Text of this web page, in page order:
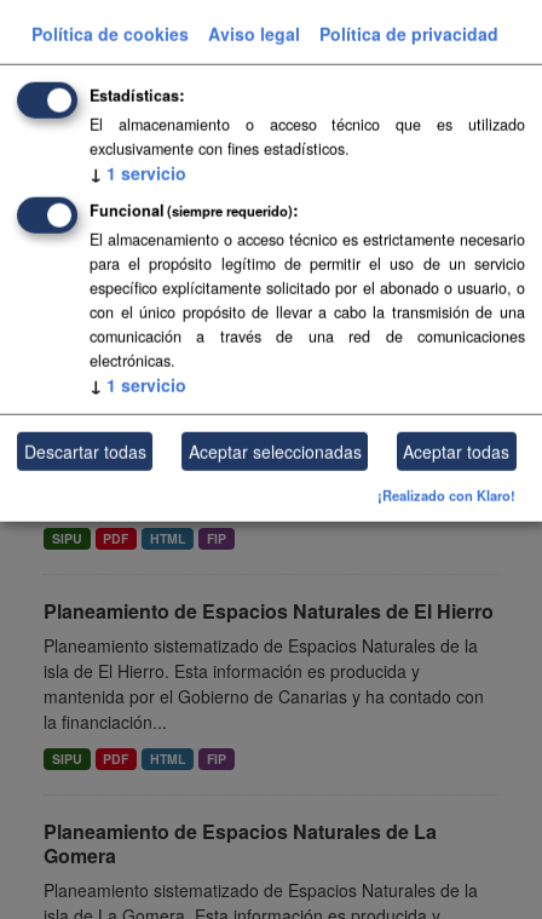
Planeamiento de Espacios Naturales de
Lanzarote
Planeamiento sistematizado de Espacios Naturales de la
isla de Lanzarote. Esta información es producida y
mantenida por el Gobierno de Canarias y ha contado con
la financiación...
PDF HTML FIP
Planeamiento de Espacios Naturales de
Fuerteventura
Planeamiento sistematizado de Espacios Naturales de la
isla de Fuerteventura. Esta información es producida y
mantenida por el Gobierno de Canarias y ha contado con
SIPU PDF HTML FIP
Planeamiento de Espacios Naturales de El Hierro
Planeamiento sistematizado de Espacios Naturales de la
isla de El Hierro. Esta información es producida y
mantenida por el Gobierno de Canarias y ha contado con
la financiación...
SIPU PDF HTML FIP
Planeamiento de Espacios Naturales de La
Gomera
Planeamiento sistematizado de Espacios Naturales de la
Política de cookies Aviso legal Política de privacidad
Estadísticas
El almacenamiento o acceso técnico que es utilizado
exclusivamente con fines estadísticos.
↓ 1 servicio
Funcional (siempre requerido)
El almacenamiento o acceso técnico es estrictamente necesario
para el propósito legítimo de permitir el uso de un servicio
específico explícitamente solicitado por el abonado o usuario, o
con el único propósito de llevar a cabo la transmisión de una
comunicación a través de una red de comunicaciones
electrónicas.
↓ 1 servicio
Descartar todas Aceptar seleccionadas Aceptar todas
¡Realizado con Klaro!